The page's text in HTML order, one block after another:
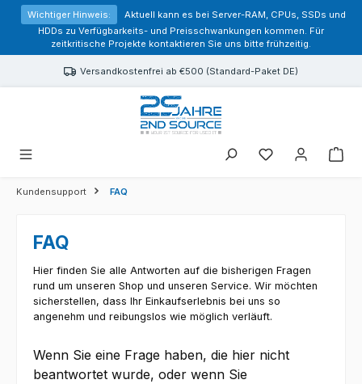
springen
Wichtiger Hinweis:
Aktuell kann es bei Server-RAM, CPUs, SSDs und
HDDs zu Verfügbarkeits- und Preisschwankungen kommen. Für
zeitkritische Projekte kontaktieren Sie uns bitte frühzeitig.
Versandkostenfrei ab €500 (Standard-Paket DE)
Sie haben 0
Kundensupport FAQ
FAQ
Hier finden Sie alle Antworten auf die bisherigen Fragen
rund um unseren Shop und unseren Service. Wir möchten
sicherstellen, dass Ihr Einkaufserlebnis bei uns so
angenehm und reibungslos wie möglich verläuft.
Wenn Sie eine Frage haben, die hier nicht
beantwortet wurde, oder wenn Sie